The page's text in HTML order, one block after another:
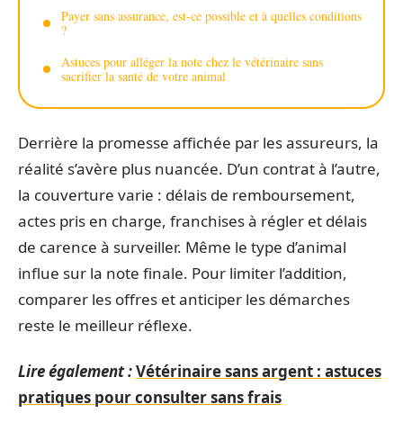
Payer sans assurance, est-ce possible et à quelles conditions
?
Astuces pour alléger la note chez le vétérinaire sans
sacrifier la santé de votre animal
Derrière la promesse affichée par les assureurs, la
réalité s’avère plus nuancée. D’un contrat à l’autre,
la couverture varie : délais de remboursement,
actes pris en charge, franchises à régler et délais
de carence à surveiller. Même le type d’animal
influe sur la note finale. Pour limiter l’addition,
comparer les offres et anticiper les démarches
reste le meilleur réflexe.
Lire également :Vétérinaire sans argent : astuces
pratiques pour consulter sans frais